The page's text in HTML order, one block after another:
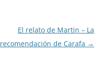
El relato de Martin – La
recomendación de Carafa →